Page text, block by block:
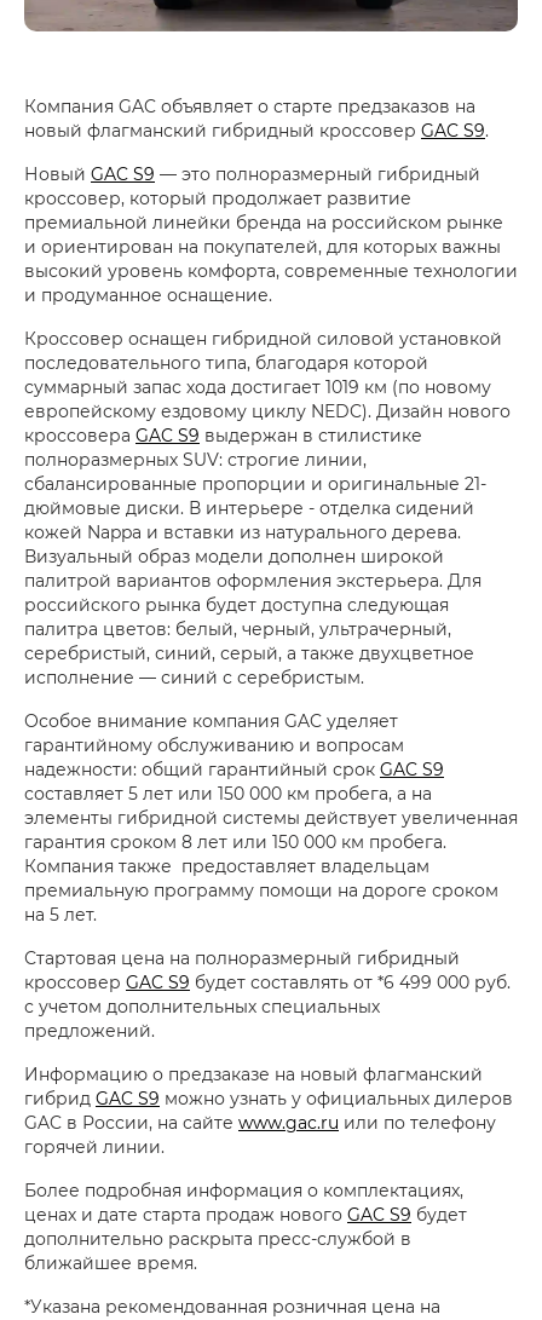
Компания GAC объявляет о старте предзаказов на
новый флагманский гибридный кроссовер GAC S9.
Новый GAC S9 — это полноразмерный гибридный
кроссовер, который продолжает развитие
премиальной линейки бренда на российском рынке
и ориентирован на покупателей, для которых важны
высокий уровень комфорта, современные технологии
и продуманное оснащение.
Кроссовер оснащен гибридной силовой установкой
последовательного типа, благодаря которой
суммарный запас хода достигает 1019 км (по новому
европейскому ездовому циклу NEDC). Дизайн нового
кроссовера GAC S9 выдержан в стилистике
полноразмерных SUV: строгие линии,
сбалансированные пропорции и оригинальные 21-
дюймовые диски. В интерьере - отделка сидений
кожей Nappa и вставки из натурального дерева.
Визуальный образ модели дополнен широкой
палитрой вариантов оформления экстерьера. Для
российского рынка будет доступна следующая
палитра цветов: белый, черный, ультрачерный,
серебристый, синий, серый, а также двухцветное
исполнение — синий с серебристым.
Особое внимание компания GAC уделяет
гарантийному обслуживанию и вопросам
надежности: общий гарантийный срок GAC S9
составляет 5 лет или 150 000 км пробега, а на
элементы гибридной системы действует увеличенная
гарантия сроком 8 лет или 150 000 км пробега.
Компания также предоставляет владельцам
премиальную программу помощи на дороге сроком
на 5 лет.
Стартовая цена на полноразмерный гибридный
кроссовер GAC S9 будет составлять от *6 499 000 руб.
с учетом дополнительных специальных
предложений.
Информацию о предзаказе на новый флагманский
гибрид GAC S9 можно узнать у официальных дилеров
GAC в России, на сайте www.gac.ru или по телефону
горячей линии.
Более подробная информация о комплектациях,
ценах и дате старта продаж нового GAC S9 будет
дополнительно раскрыта пресс-службой в
ближайшее время.
*Указана рекомендованная розничная цена на